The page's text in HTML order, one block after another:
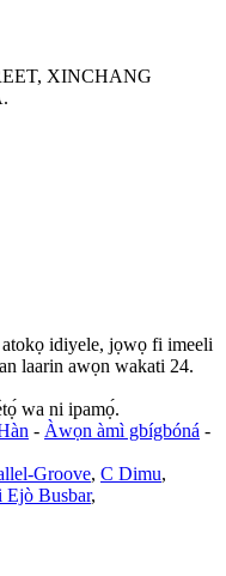
XINCHANG
idiyele, jọwọ fi imeeli
laarin awọn wakati 24.
wa ni ipamọ́.
- Àwọn àmì gbígbóná -
Groove, C Dimu,
Ejò Busbar,